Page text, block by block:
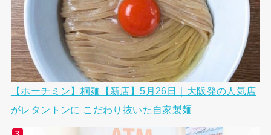
【ホーチミン】桐麺【新店】5月26日｜大阪発の人気店
がレタントンに こだわり抜いた自家製麺